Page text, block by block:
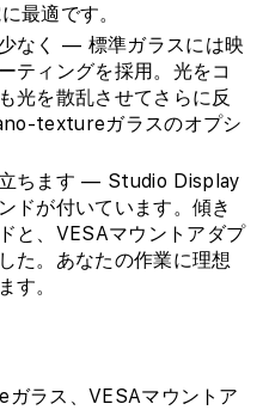
最適です。
なく — 標準ガラスには映
ティングを採用。光をコ
光を散乱させてさらに反
textureガラスのオプシ
ちます — Studio Display
ドが付いています。傾き
と、VESAマウントアダプ
た。あなたの作業に理想
す。
ラス、VESAマウントア